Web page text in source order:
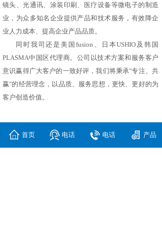
镜头、光通讯、涂装印刷、医疗设备等微电子的制造
业，为众多知名企业提供产品和技术服务，有效降企
业人力成本、提高企业产品品质。
同时我司还是美国fusion、日本USHIO及韩国
PLASMA中国区代理商。公司以技术方案和服务客户
意识赢得广大客户的一致好评，我们将秉承"专注、共
赢"的经营理念，以品质、服务思想，更快、更好的为
客户创造价值。
首页 电话 电话 产品